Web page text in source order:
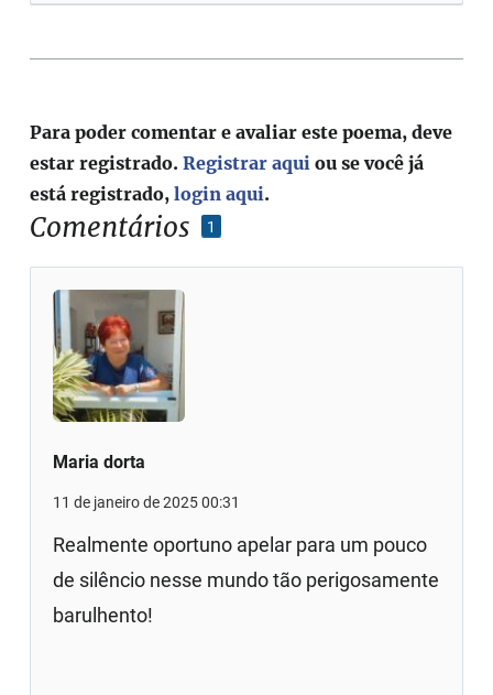
Comentários 1
Maria dorta
11 de janeiro de 2025 00:31
Realmente oportuno apelar para um pouco
de silêncio nesse mundo tão perigosamente
barulhento!
Para poder comentar e avaliar este poema, deve
estar registrado.Registrar aqui ou se você já
está registrado,login aqui.